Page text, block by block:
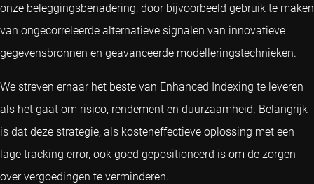
onze beleggingsbenadering, door bijvoorbeeld gebruik te maken
van ongecorreleerde alternatieve signalen van innovatieve
gegevensbronnen en geavanceerde modelleringstechnieken.
We streven ernaar het beste van Enhanced Indexing te leveren
als het gaat om risico, rendement en duurzaamheid. Belangrijk
is dat deze strategie, als kosteneffectieve oplossing met een
lage tracking error, ook goed gepositioneerd is om de zorgen
over vergoedingen te verminderen.